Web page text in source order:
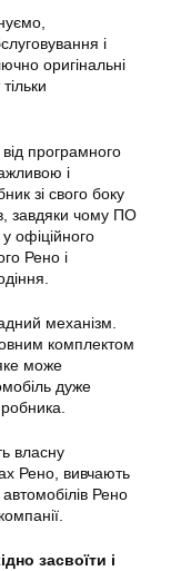
і
оригінальні
програмного
і
зі свого боку
завдяки чому ПО
офіційного
Рено і
механізм.
комплектом
може
дуже
власну
Рено, вивчають
Рено
засвоїти і